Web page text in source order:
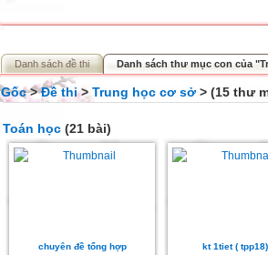
Danh sách đề thi Danh sách thư mục con của
Gốc>Đề thi> Trung học cơ sở > (15 thư
Toán học (21 bài)
chuyên đề tổng hợp kt 1tiet (